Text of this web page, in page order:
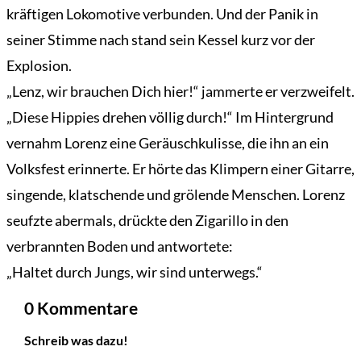
kräftigen Lokomotive verbunden. Und der Panik in
seiner Stimme nach stand sein Kessel kurz vor der
Explosion.
„Lenz, wir brauchen Dich hier!“ jammerte er verzweifelt.
„Diese Hippies drehen völlig durch!“ Im Hintergrund
vernahm Lorenz eine Geräuschkulisse, die ihn an ein
Volksfest erinnerte. Er hörte das Klimpern einer Gitarre,
singende, klatschende und grölende Menschen. Lorenz
seufzte abermals, drückte den Zigarillo in den
verbrannten Boden und antwortete:
„Haltet durch Jungs, wir sind unterwegs.“
0 Kommentare
Schreib was dazu!